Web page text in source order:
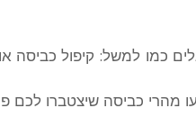
כמו למשל: קיפול כביסה
מהרי כביסה שיצטברו לכם